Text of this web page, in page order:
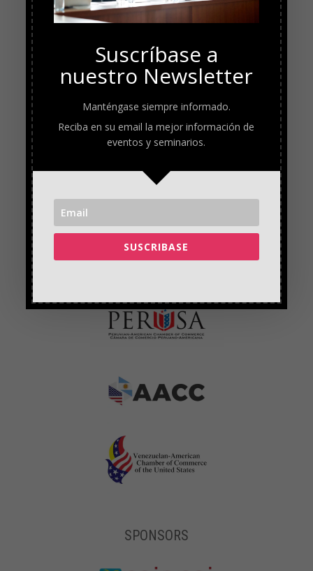
SPONSORS
Suscríbase a
nuestro Newsletter
Manténgase siempre informado.
Reciba en su email la mejor información de
eventos y seminarios.
SUSCRIBASE